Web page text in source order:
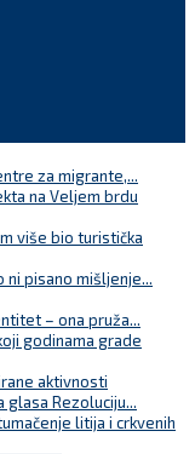
za migrante,...
na Veljem brdu
više bio turistička
ni pisano mišljenje...
– ona pruža...
godinama grade
aktivnosti
Rezoluciju...
litija i crkvenih